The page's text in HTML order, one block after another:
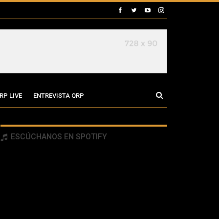
LIVE ENTREVISTA QRP
ESCÚCHANOS EN SPOTIFY